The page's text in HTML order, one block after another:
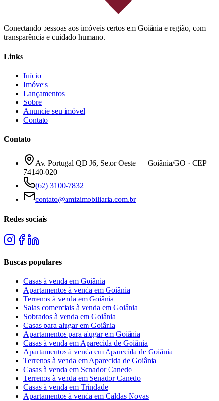
Conectando pessoas aos imóveis certos em Goiânia e região, com
transparência e cuidado humano.
Links
Início
Imóveis
Lançamentos
Sobre
Anuncie seu imóvel
Contato
Contato
Av. Portugal QD J6, Setor Oeste — Goiânia/GO · CEP
74140-020
(62) 3100-7832
contato@amizimobiliaria.com.br
Redes sociais
Buscas populares
Casas à venda em Goiânia
Apartamentos à venda em Goiânia
Terrenos à venda em Goiânia
Salas comerciais à venda em Goiânia
Sobrados à venda em Goiânia
Casas para alugar em Goiânia
Apartamentos para alugar em Goiânia
Casas à venda em Aparecida de Goiânia
Apartamentos à venda em Aparecida de Goiânia
Terrenos à venda em Aparecida de Goiânia
Casas à venda em Senador Canedo
Terrenos à venda em Senador Canedo
Casas à venda em Trindade
Apartamentos à venda em Caldas Novas